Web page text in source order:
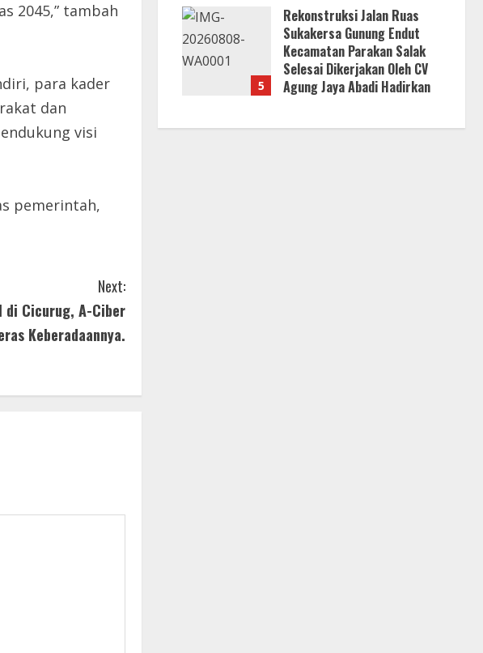
2045,” tambah
para kader
dan
visi
pemerintah,
Next:
di Cicurug, A-Ciber
Keberadaannya.
Anggaran Pembangunan
8 Agustus 2026
5
Rekonstruksi Jalan Ruas
Sukakersa Gunung Endut
Kecamatan Parakan Salak
Selesai Dikerjakan Oleh CV
Agung Jaya Abadi Hadirkan